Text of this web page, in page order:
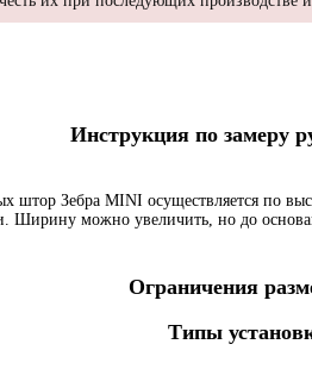
Инструкция по
штор Зебра MINI осуществляется по
Ширину можно увеличить, но до
Ограничения
Типы